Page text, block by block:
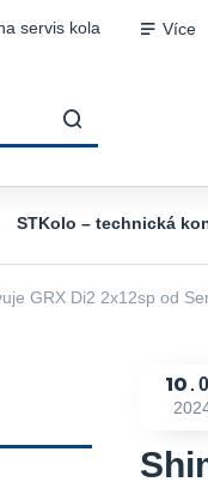
servis kola Více
STKolo – technická
GRX Di2 2x12sp od
10